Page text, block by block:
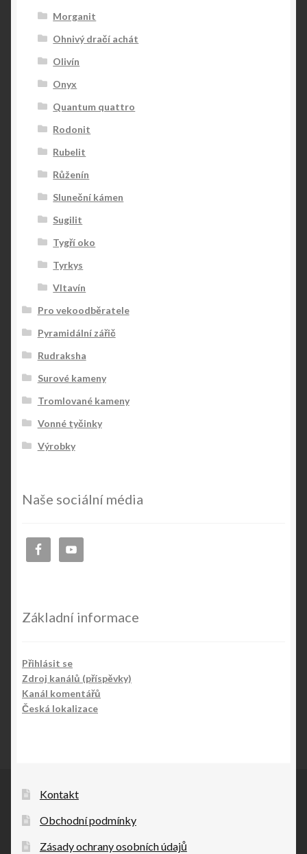
Morganit
Ohnivý dračí achát
Olivín
Onyx
Quantum quattro
Rodonit
Rubelit
Růženín
Sluneční kámen
Sugilit
Tygří oko
Tyrkys
Vltavín
Pro vekoodběratele
Pyramidální zářič
Rudraksha
Surové kameny
Tromlované kameny
Vonné tyčinky
Výrobky
Naše sociální média
Základní informace
Přihlásit se
Zdroj kanálů (příspěvky)
Kanál komentářů
Česká lokalizace
Kontakt
Obchodní podmínky
Zásady ochrany osobních údajů